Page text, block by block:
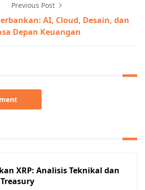
Previous Post
AI, Cloud, Desain, dan
Depan Keuangan
XRP: Analisis Teknikal dan